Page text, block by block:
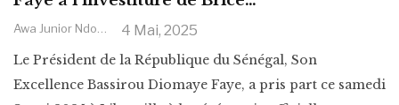
Awa Junior Ndoye 4 Mai, 2025
Le Président de la République du Sénégal, Son
Excellence Bassirou Diomaye Faye, a pris part ce samedi